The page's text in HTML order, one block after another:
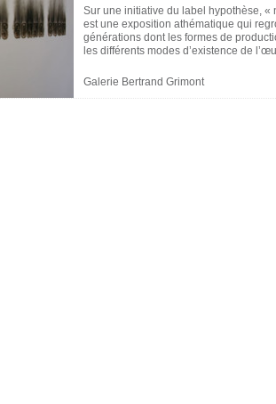
Sur une initiative du label hypothèse,
est une exposition athématique qui
générations dont les formes de
les différents modes d’existence de
Galerie Bertrand Grimont